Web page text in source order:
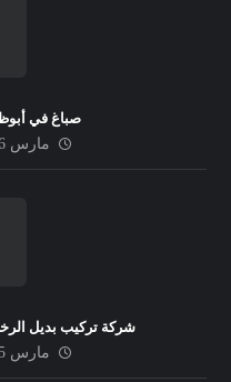
صباغ في أبوظبي
مارس 26, 2025
شركة تركيب بديل الرخام في
مارس 25, 2025